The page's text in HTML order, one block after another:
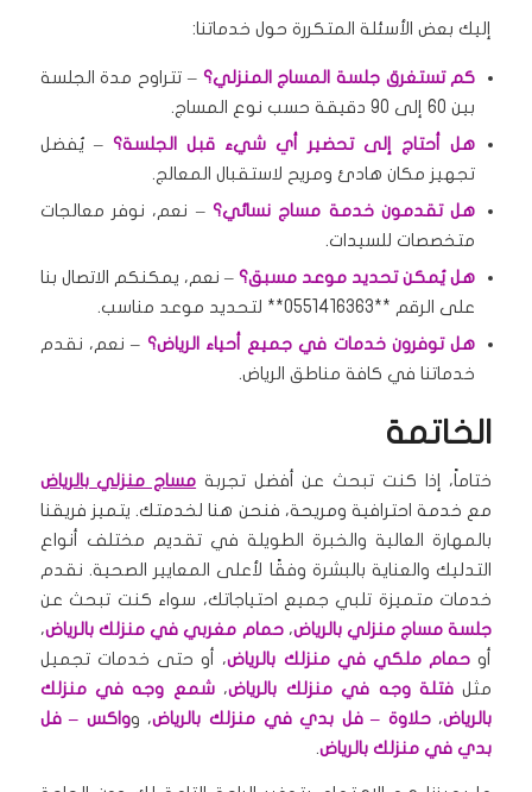
إليك بعض الأسئلة المتكررة حول خدماتنا:
كم تستغرق جلسة المساج المنزلي؟ – تتراوح مدة الجلسة
بين 60 إلى 90 دقيقة حسب نوع المساج.
هل أحتاج إلى تحضير أي شيء قبل الجلسة؟ – يُفضل
تجهيز مكان هادئ ومريح لاستقبال المعالج.
هل تقدمون خدمة مساج نسائي؟ – نعم، نوفر معالجات
متخصصات للسيدات.
هل يُمكن تحديد موعد مسبق؟ – نعم، يمكنكم الاتصال بنا
على الرقم **0551416363** لتحديد موعد مناسب.
هل توفرون خدمات في جميع أحياء الرياض؟ – نعم، نقدم
خدماتنا في كافة مناطق الرياض.
الخاتمة
ختاماً، إذا كنت تبحث عن أفضل تجربة مساج منزلي بالرياض
مع خدمة احترافية ومريحة، فنحن هنا لخدمتك. يتميز فريقنا
بالمهارة العالية والخبرة الطويلة في تقديم مختلف أنواع
التدليك والعناية بالبشرة وفقًا لأعلى المعايير الصحية. نقدم
خدمات متميزة تلبي جميع احتياجاتك، سواء كنت تبحث عن
جلسة مساج منزلي بالرياض،حمام مغربي في منزلك بالرياض،
أو حمام ملكي في منزلك بالرياض، أو حتى خدمات تجميل
مثلفتلة وجه في منزلك بالرياض،شمع وجه في منزلك
بالرياض،حلاوة – فل بدي في منزلك بالرياض، وواكس – فل
بدي في منزلك بالرياض.